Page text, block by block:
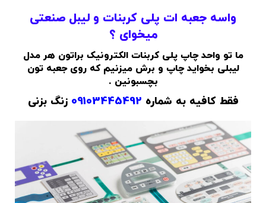
واسه جعبه ات پلی کربنات و لیبل صنعتی
میخوای ؟
ما تو واحد چاپ پلی کربنات الکترونیک براتون هر مدل
لیبلی بخواید چاپ و برش میزنیم که روی جعبه تون
بچسبونین .
فقط کافیه به شماره 09103445492 زنگ بزنی